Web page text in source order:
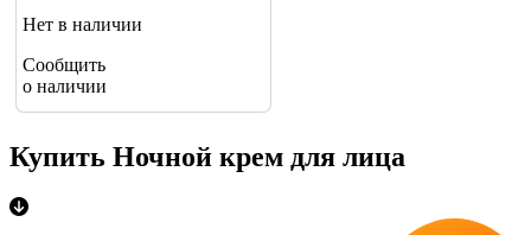
Нет в наличии
Сообщить
о наличии
Купить Ночной крем для лица